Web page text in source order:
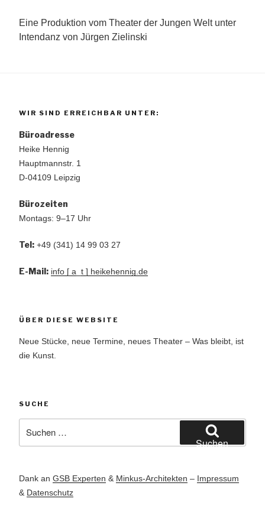
Eine Produktion vom Theater der Jungen Welt unter
Intendanz von Jürgen Zielinski
WIR SIND ERREICHBAR UNTER:
Büroadresse
Heike Hennig
Hauptmannstr. 1
D-04109 Leipzig
Bürozeiten
Montags: 9–17 Uhr
Tel: +49 (341) 14 99 03 27
E-Mail: info [ a_t ] heikehennig.de
ÜBER DIESE WEBSITE
Neue Stücke, neue Termine, neues Theater – Was bleibt, ist
die Kunst.
SUCHE
nach:
Suchen
Dank an GSB Experten & Minkus-Architekten – Impressum
& Datenschutz